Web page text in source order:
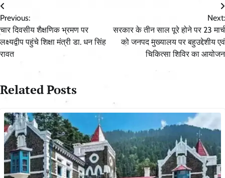
Post
navigation
Previous:
चार दिवसीय शैक्षणिक भ्रमण पर
लक्ष्यद्वीप पहुंचे शिक्षा मंत्री डा. धन सिंह
रावत
Next:
सरकार के तीन साल पूरे होने पर 23 मार्च
को जनपद मुख्यालय पर बहुउद्देशीय एवं
चिकित्सा शिविर का आयोजन
Related Posts